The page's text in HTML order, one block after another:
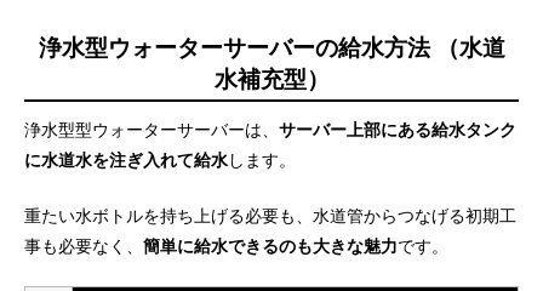
浄水型ウォーターサーバーの給水方法 （水道
水補充型）
浄水型型ウォーターサーバーは、 サーバー上部にある給水タンク
に水道水を注ぎ入れて給水します。
重たい水ボトルを持ち上げる必要も、水道管からつなげる初期工
事も必要なく、 簡単に給水できるのも大きな魅力です。